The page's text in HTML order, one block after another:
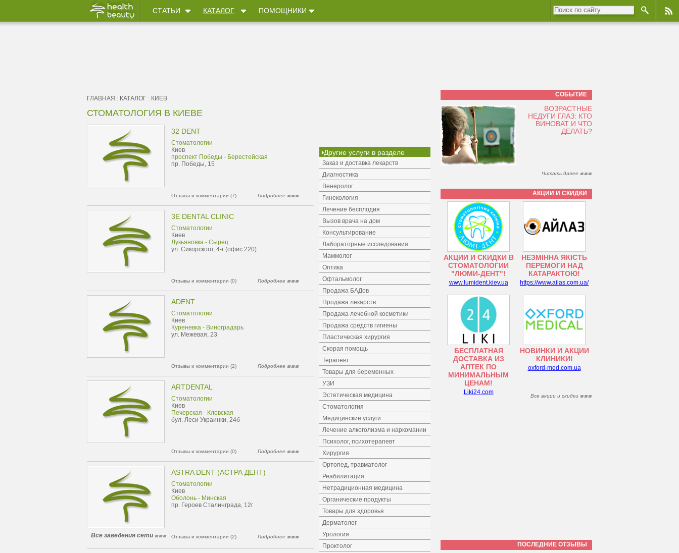
СТАТЬИ КАТАЛОГ ПОМОЩНИКИ
ГЛАВНАЯ : КАТАЛОГ : КИЕВ
СТОМАТОЛОГИЯ В КИЕВЕ
32 DENT
Стоматологии
Киев
проспект Победы - Берестейская
пр. Победы, 15
Отзывы и комментарии (7) Подробнее
3E DENTAL CLINIC
Стоматологии
Киев
Лукьяновка - Сырец
ул. Сикорского, 4-г (офис 220)
Отзывы и комментарии (0) Подробнее
ADENT
Стоматологии
Киев
Куреневка - Виноградарь
ул. Межевая, 23
Отзывы и комментарии (2) Подробнее
ARTDENTAL
Стоматологии
Киев
Печерская - Кловская
бул. Леси Украинки, 24б
Отзывы и комментарии (0) Подробнее
ASTRA DENT (АСТРА ДЕНТ)
Стоматологии
Киев
Оболонь - Минская
пр. Героев Сталинграда, 12г
Все заведения сети Отзывы и комментарии (2) Подробнее
Другие услуги в разделе
Заказ и доставка лекарств
Диагностика
Венеролог
Гинекология
Лечение бесплодия
Вызов врача на дом
Консультирование
Лабораторные исследования
Маммолог
Оптика
Офтальмолог
Продажа БАДов
Продажа лекарств
Продажа лечебной косметики
Продажа средств гигиены
Пластическая хирургия
Скорая помощь
Терапевт
Товары для беременных
УЗИ
Эстетическая медицина
Стоматология
Медицинские услуги
Лечение алкоголизма и наркомании
Психолог, психотерапевт
Хирургия
Ортопед, травматолог
Реабилитация
Нетрадиционная медицина
Органические продукты
Товары для здоровья
Дерматолог
Урология
Проктолог
СОБЫТИЕ
ВОЗРАСТНЫЕ
НЕДУГИ ГЛАЗ: КТО
ВИНОВАТ И ЧТО
ДЕЛАТЬ?
Читать далее
АКЦИИ И СКИДКИ
АКЦИИ И СКИДКИ В
СТОМАТОЛОГИИ
"ЛЮМИ-ДЕНТ"!
www.lumident.kiev.ua
НЕЗМІННА ЯКІСТЬ
ПЕРЕМОГИ НАД
КАТАРАКТОЮ!
https://www.ailas.com.ua/
БЕСПЛАТНАЯ
ДОСТАВКА ИЗ
АПТЕК ПО
МИНИМАЛЬНЫМ
ЦЕНАМ!
Liki24.com
НОВИНКИ И АКЦИИ
КЛИНИКИ!
oxford-med.com.ua
Все акции и скидки
ПОСЛЕДНИЕ ОТЗЫВЫ